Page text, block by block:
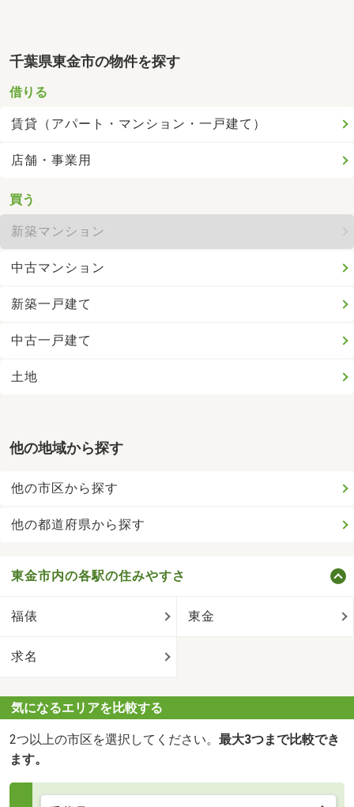
千葉県東金市の物件を探す
借りる
賃貸（アパート・マンション・一戸建て）
店舗・事業用
買う
新築マンション
中古マンション
新築一戸建て
中古一戸建て
土地
他の地域から探す
他の市区から探す
他の都道府県から探す
東金市内の各駅の住みやすさ
福俵 東金
求名
気になるエリアを比較する
2つ以上の市区を選択してください。 最大3つまで比較でき
ます。